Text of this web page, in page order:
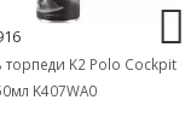
торпеди K2 Polo Cockpit
K407WA0